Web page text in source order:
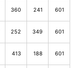
360 241 601
252 349 601
413 188 601